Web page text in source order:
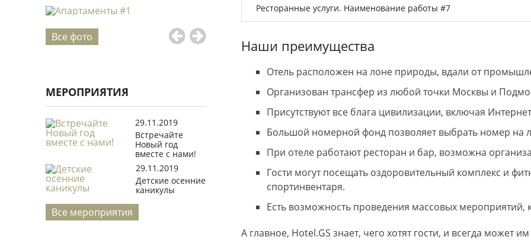
Все фото
МЕРОПРИЯТИЯ
29.11.2019
Встречайте
Новый год
вместе с нами!
29.11.2019
Детские осенние
каникулы
Все мероприятия
Ресторанные услуги. Наименование работы #7
Наши преимущества
Отель расположен на лоне природы, вдали от
Организован трансфер из любой точки Москвы и
Присутствуют все блага цивилизации, включая
Большой номерной фонд позволяет выбрать номер на
При отеле работают ресторан и бар, возможна
Гости могут посещать оздоровительный комплекс и
спортинвентаря.
Есть возможность проведения массовых мероприятий,
А главное, Hotel.GS знает, чего хотят гости, и всегда может